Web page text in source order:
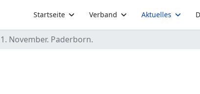
Startseite Verband Aktuelles
1. November. Paderborn.